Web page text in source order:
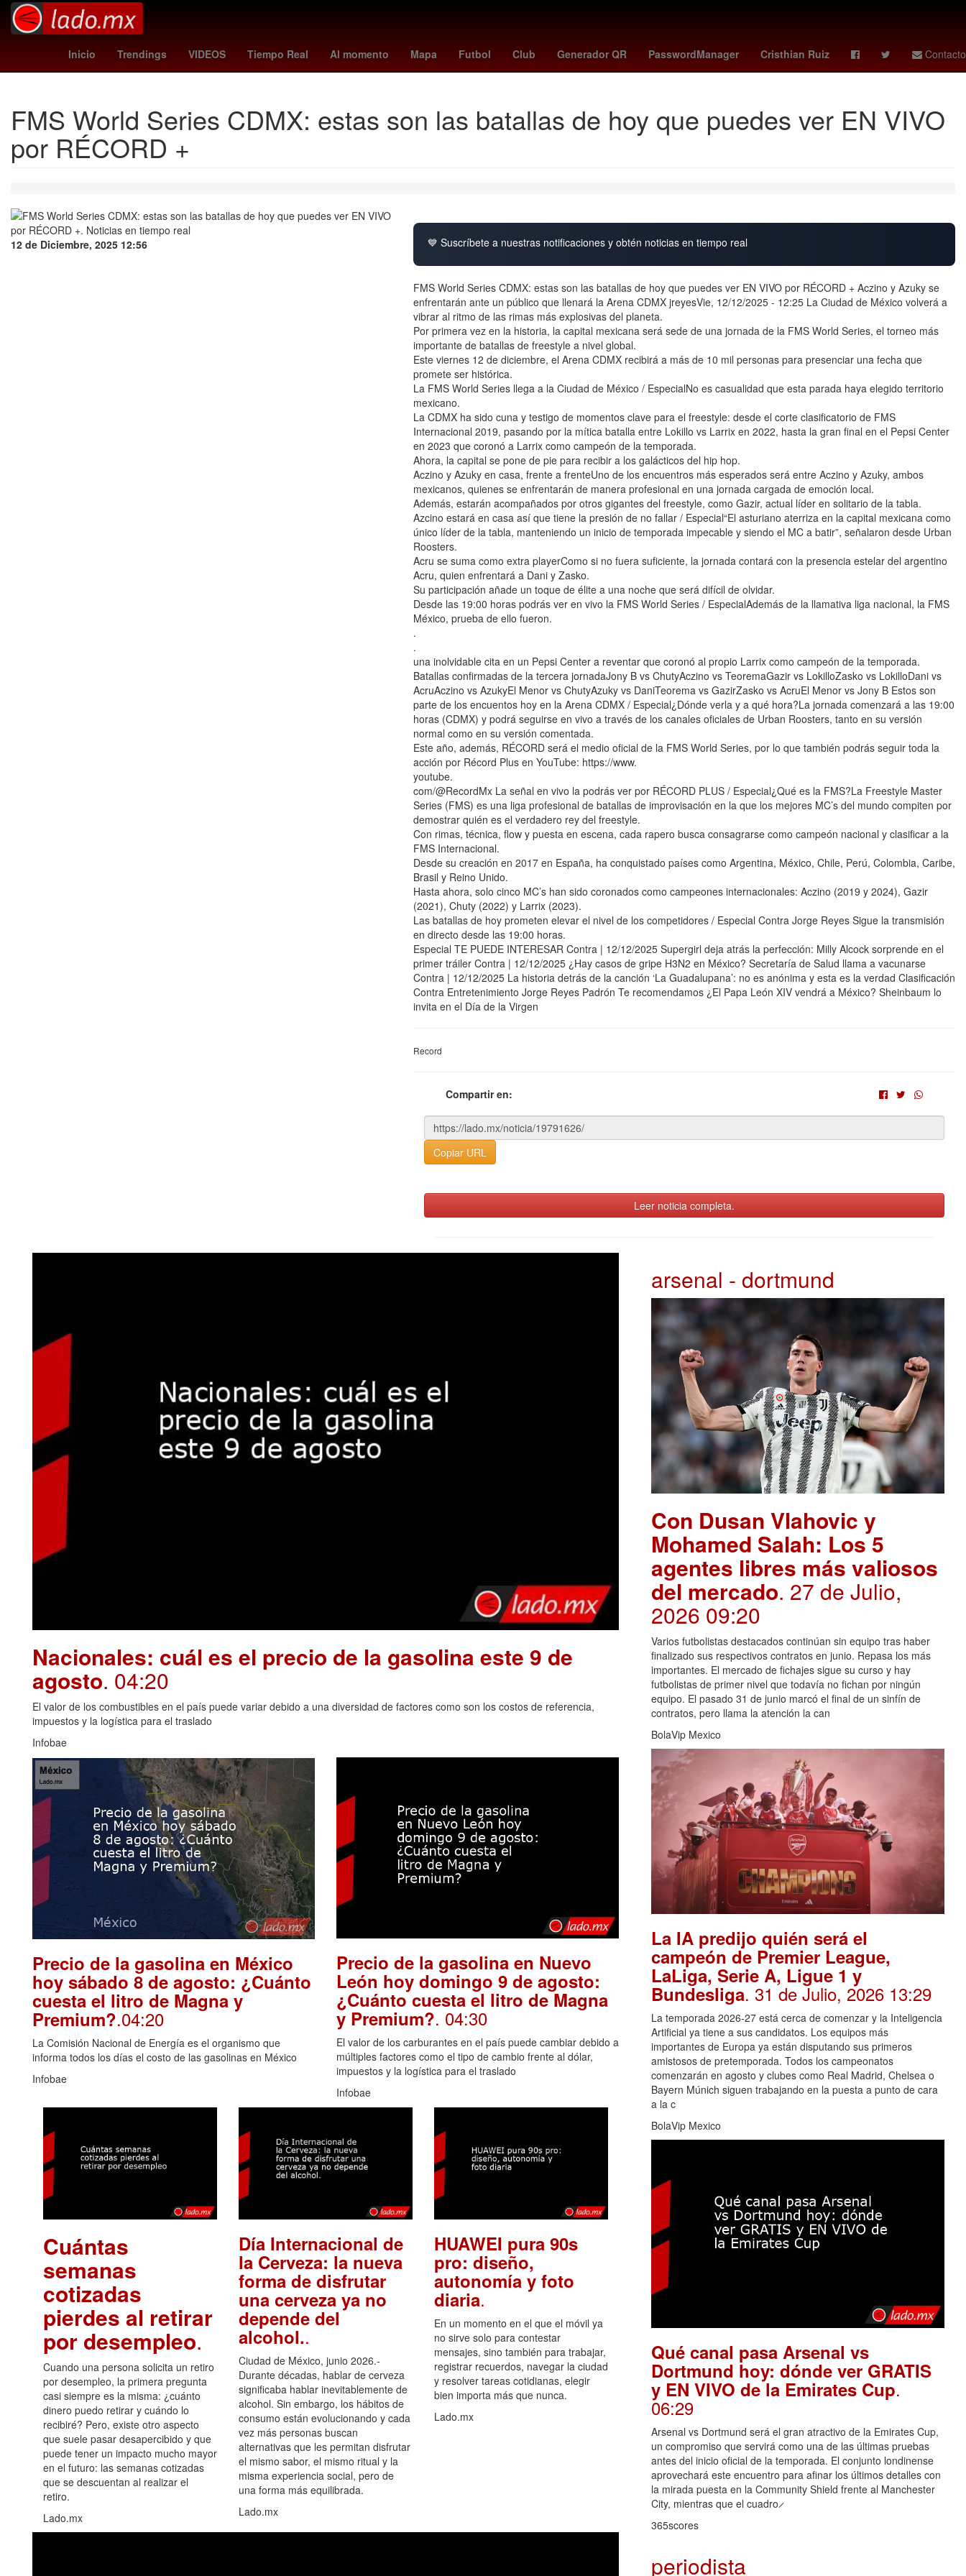
Inicio Trendings VIDEOS Tiempo Real Al momento Mapa Futbol Club Generador QR PasswordManager Cristhian Ruiz Contacto
Época de Oro del cine mexicano arsenal - dortmund Daniel Sancho MLB Rafael Caro Quintero sid wilson burnley - wolves fraude Selección de baloncesto de Estados Unidos Gobierno
FMS World Series CDMX: estas son las batallas de hoy que puedes ver EN VIVO
por RÉCORD +
12 de Diciembre, 2025 12:56 💙 Suscríbete a nuestras notificaciones y obtén noticias en tiempo real
FMS World Series CDMX: estas son las batallas de hoy que puedes ver EN VIVO por RÉCORD + Aczino y Azuky se
enfrentarán ante un público que llenará la Arena CDMX jreyesVie, 12/12/2025 - 12:25 La Ciudad de México volverá a
vibrar al ritmo de las rimas más explosivas del planeta.
Por primera vez en la historia, la capital mexicana será sede de una jornada de la FMS World Series, el torneo más
importante de batallas de freestyle a nivel global.
Este viernes 12 de diciembre, el Arena CDMX recibirá a más de 10 mil personas para presenciar una fecha que
promete ser histórica.
La FMS World Series llega a la Ciudad de México / EspecialNo es casualidad que esta parada haya elegido territorio
mexicano.
La CDMX ha sido cuna y testigo de momentos clave para el freestyle: desde el corte clasificatorio de FMS
Internacional 2019, pasando por la mítica batalla entre Lokillo vs Larrix en 2022, hasta la gran final en el Pepsi Center
en 2023 que coronó a Larrix como campeón de la temporada.
Ahora, la capital se pone de pie para recibir a los galácticos del hip hop.
Aczino y Azuky en casa, frente a frenteUno de los encuentros más esperados será entre Aczino y Azuky, ambos
mexicanos, quienes se enfrentarán de manera profesional en una jornada cargada de emoción local.
Además, estarán acompañados por otros gigantes del freestyle, como Gazir, actual líder en solitario de la tabla.
Azcino estará en casa así que tiene la presión de no fallar / Especial“El asturiano aterriza en la capital mexicana como
único líder de la tabla, manteniendo un inicio de temporada impecable y siendo el MC a batir”, señalaron desde Urban
Roosters.
Acru se suma como extra playerComo si no fuera suficiente, la jornada contará con la presencia estelar del argentino
Acru, quien enfrentará a Dani y Zasko.
Su participación añade un toque de élite a una noche que será difícil de olvidar.
Desde las 19:00 horas podrás ver en vivo la FMS World Series / EspecialAdemás de la llamativa liga nacional, la FMS
México, prueba de ello fueron.
.
.
una inolvidable cita en un Pepsi Center a reventar que coronó al propio Larrix como campeón de la temporada.
Batallas confirmadas de la tercera jornadaJony B vs ChutyAczino vs TeoremaGazir vs LokilloZasko vs LokilloDani vs
AcruAczino vs AzukyEl Menor vs ChutyAzuky vs DaniTeorema vs GazirZasko vs AcruEl Menor vs Jony B Estos son
parte de los encuentos hoy en la Arena CDMX / Especial¿Dónde verla y a qué hora?La jornada comenzará a las 19:00
horas (CDMX) y podrá seguirse en vivo a través de los canales oficiales de Urban Roosters, tanto en su versión
normal como en su versión comentada.
Este año, además, RÉCORD será el medio oficial de la FMS World Series, por lo que también podrás seguir toda la
acción por Récord Plus en YouTube: https://www.
youtube.
com/@RecordMx La señal en vivo la podrás ver por RÉCORD PLUS / Especial¿Qué es la FMS?La Freestyle Master
Series (FMS) es una liga profesional de batallas de improvisación en la que los mejores MC’s del mundo compiten por
demostrar quién es el verdadero rey del freestyle.
Con rimas, técnica, flow y puesta en escena, cada rapero busca consagrarse como campeón nacional y clasificar a la
FMS Internacional.
Desde su creación en 2017 en España, ha conquistado países como Argentina, México, Chile, Perú, Colombia, Caribe,
Brasil y Reino Unido.
Hasta ahora, solo cinco MC’s han sido coronados como campeones internacionales: Aczino (2019 y 2024), Gazir
(2021), Chuty (2022) y Larrix (2023).
Las batallas de hoy prometen elevar el nivel de los competidores / Especial Contra Jorge Reyes Sigue la transmisión
en directo desde las 19:00 horas.
Especial TE PUEDE INTERESAR Contra | 12/12/2025 Supergirl deja atrás la perfección: Milly Alcock sorprende en el
primer tráiler Contra | 12/12/2025 ¿Hay casos de gripe H3N2 en México? Secretaría de Salud llama a vacunarse
Contra | 12/12/2025 La historia detrás de la canción ‘La Guadalupana’: no es anónima y esta es la verdad Clasificación
Contra Entretenimiento Jorge Reyes Padrón Te recomendamos ¿El Papa León XIV vendrá a México? Sheinbaum lo
invita en el Día de la Virgen
Record
Compartir en:
Copiar URL
Leer noticia completa.
Nacionales: cuál es el precio de la gasolina este 9 de
agosto. 04:20
El valor de los combustibles en el país puede variar debido a una diversidad de factores como son los costos de referencia,
impuestos y la logística para el traslado
Infobae
Precio de la gasolina en México
hoy sábado 8 de agosto: ¿Cuánto
cuesta el litro de Magna y
Premium?.04:20
La Comisión Nacional de Energía es el organismo que
informa todos los días el costo de las gasolinas en México
Infobae
Precio de la gasolina en Nuevo
León hoy domingo 9 de agosto:
¿Cuánto cuesta el litro de Magna
y Premium?. 04:30
El valor de los carburantes en el país puede cambiar debido a
múltiples factores como el tipo de cambio frente al dólar,
impuestos y la logística para el traslado
Infobae
Cuántas
semanas
cotizadas
pierdes al retirar
por desempleo.
Cuando una persona solicita un retiro
por desempleo, la primera pregunta
casi siempre es la misma: ¿cuánto
dinero puedo retirar y cuándo lo
recibiré? Pero, existe otro aspecto
que suele pasar desapercibido y que
puede tener un impacto mucho mayor
en el futuro: las semanas cotizadas
que se descuentan al realizar el
retiro.
Lado.mx
Día Internacional de
la Cerveza: la nueva
forma de disfrutar
una cerveza ya no
depende del
alcohol..
Ciudad de México, junio 2026.-
Durante décadas, hablar de cerveza
significaba hablar inevitablemente de
alcohol. Sin embargo, los hábitos de
consumo están evolucionando y cada
vez más personas buscan
alternativas que les permitan disfrutar
el mismo sabor, el mismo ritual y la
misma experiencia social, pero de
una forma más equilibrada.
Lado.mx
HUAWEI pura 90s
pro: diseño,
autonomía y foto
diaria.
En un momento en el que el móvil ya
no sirve solo para contestar
mensajes, sino también para trabajar,
registrar recuerdos, navegar la ciudad
y resolver tareas cotidianas, elegir
bien importa más que nunca.
Lado.mx
arsenal - dortmund
Con Dusan Vlahovic y
Mohamed Salah: Los 5
agentes libres más valiosos
del mercado. 27 de Julio,
2026 09:20
Varios futbolistas destacados continúan sin equipo tras haber
finalizado sus respectivos contratos en junio. Repasa los más
importantes. El mercado de fichajes sigue su curso y hay
futbolistas de primer nivel que todavía no fichan por ningún
equipo. El pasado 31 de junio marcó el final de un sinfín de
contratos, pero llama la atención la can
BolaVip Mexico
La IA predijo quién será el
campeón de Premier League,
LaLiga, Serie A, Ligue 1 y
Bundesliga. 31 de Julio, 2026 13:29
La temporada 2026-27 está cerca de comenzar y la Inteligencia
Artificial ya tiene a sus candidatos. Los equipos más
importantes de Europa ya están disputando sus primeros
amistosos de pretemporada. Todos los campeonatos
comenzarán en agosto y clubes como Real Madrid, Chelsea o
Bayern Múnich siguen trabajando en la puesta a punto de cara
a la c
BolaVip Mexico
Qué canal pasa Arsenal vs
Dortmund hoy: dónde ver GRATIS
y EN VIVO de la Emirates Cup.
06:29
Arsenal vs Dortmund será el gran atractivo de la Emirates Cup,
un compromiso que servirá como una de las últimas pruebas
antes del inicio oficial de la temporada. El conjunto londinense
aprovechará este encuentro para afinar los últimos detalles con
la mirada puesta en la Community Shield frente al Manchester
City, mientras que el cuadro ̷
365scores
periodista